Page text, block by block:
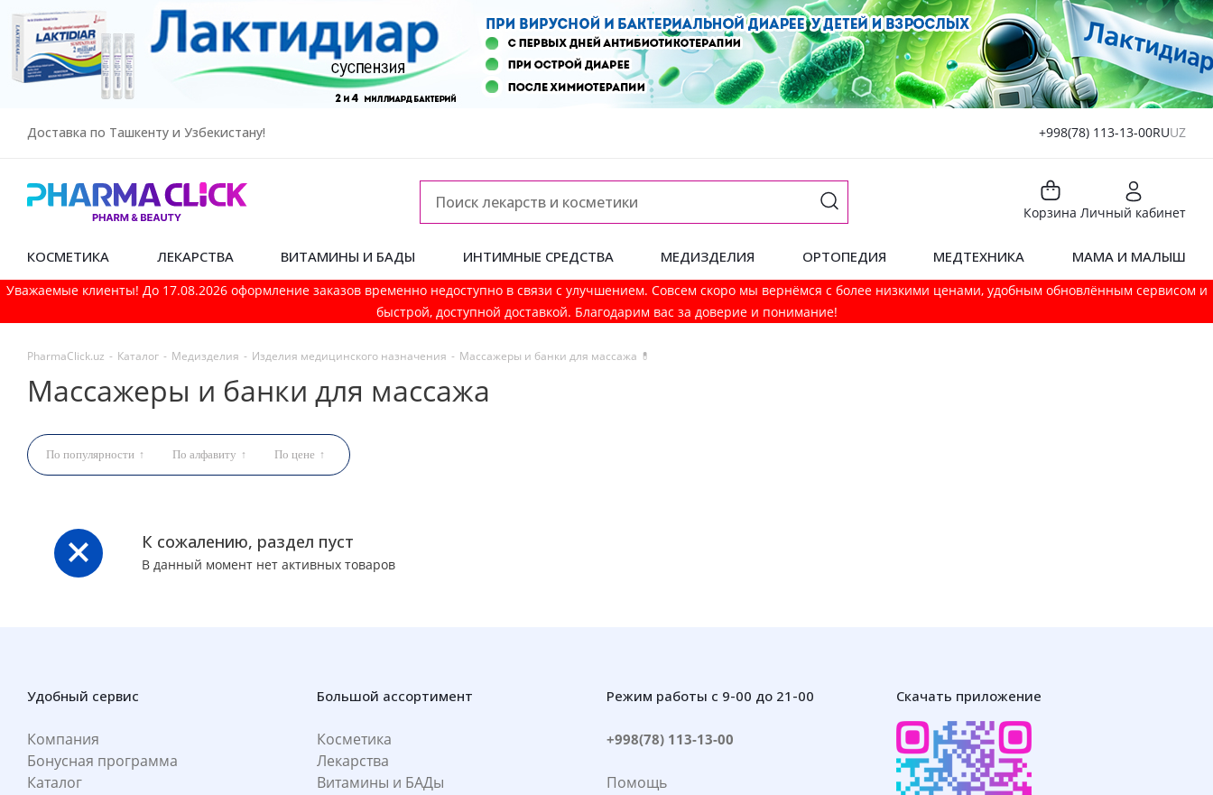
Доставка по Ташкенту и Узбекистану! +998(78) 113-13-00RUUZ
Корзина Личный кабинет
КОСМЕТИКА ЛЕКАРСТВА ВИТАМИНЫ И БАДЫ ИНТИМНЫЕ СРЕДСТВА МЕДИЗДЕЛИЯ ОРТОПЕДИЯ МЕДТЕХНИКА МАМА И МАЛЫШ
Уважаемые клиенты! До 17.08.2026 оформление заказов временно недоступно в связи с улучшением. Совсем скоро мы вернёмся с более низкими ценами, удобным обновлённым сервисом и
быстрой, доступной доставкой. Благодарим вас за доверие и понимание!
PharmaСlick.uz - Каталог - Медизделия - Изделия медицинского назначения - Массажеры и банки для массажа 💊
Массажеры и банки для массажа
По популярности По алфавиту По цене
К сожалению, раздел пуст
В данный момент нет активных товаров
Удобный сервис
Компания
Бонусная программа
Каталог
Большой ассортимент
Косметика
Лекарства
Витамины и БАДы
Режим работы с 9-00 до 21-00
+998(78) 113-13-00
Помощь
Скачать приложение